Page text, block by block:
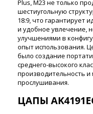
Plus, M23 не только
шестиугольную
18:9, что гарантирует
и удобное увлечение,
улучшениями в
опыт использования.
было создание
среднего-высокого
производительность
прослушивания.
ЦАПЫ